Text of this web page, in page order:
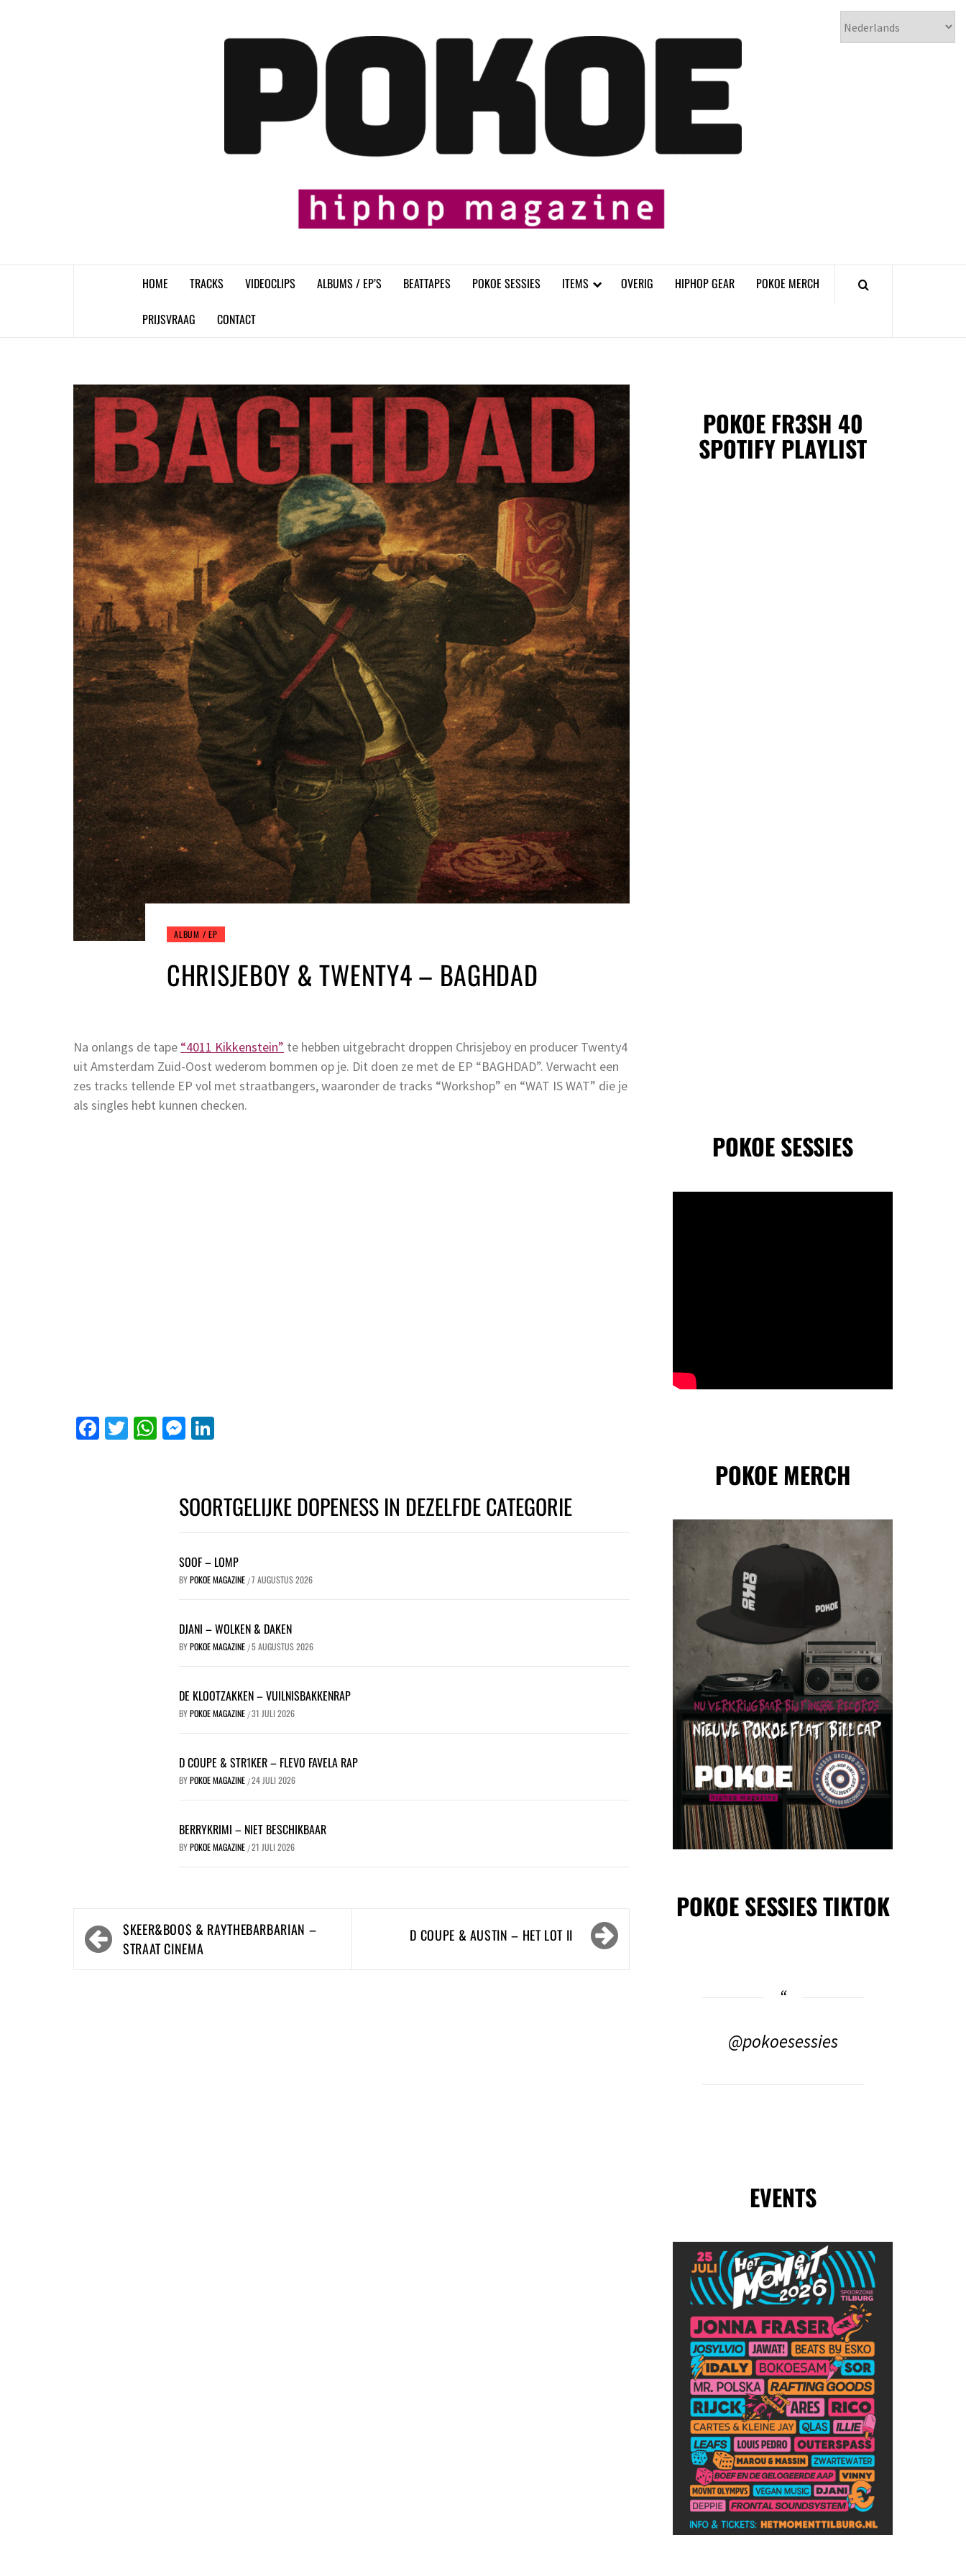
𝗣𝗢𝗞𝗢𝗘
HOME TRACKS VIDEOCLIPS ALBUMS / EP’S BEATTAPES POKOE SESSIES ITEMS OVERIG HIPHOP GEAR POKOE MERCH
PRIJSVRAAG CONTACT
ALBUM / EP
CHRISJEBOY & TWENTY4 – BAGHDAD
Na onlangs de tape “4011 Kikkenstein” te hebben uitgebracht droppen Chrisjeboy en producer Twenty4
uit Amsterdam Zuid-Oost wederom bommen op je. Dit doen ze met de EP “BAGHDAD”. Verwacht een
zes tracks tellende EP vol met straatbangers, waaronder de tracks “Workshop” en “WAT IS WAT” die je
als singles hebt kunnen checken.
Facebook
Twitter
WhatsApp
Messenger
SOORTGELIJKE DOPENESS IN DEZELFDE CATEGORIE
SOOF – LOMP
BYPOKOE MAGAZINE /7 AUGUSTUS 2026
DJANI – WOLKEN & DAKEN
BYPOKOE MAGAZINE /5 AUGUSTUS 2026
DE KLOOTZAKKEN – VUILNISBAKKENRAP
BYPOKOE MAGAZINE /31 JULI 2026
D COUPE & STR1KER – FLEVO FAVELA RAP
BYPOKOE MAGAZINE /24 JULI 2026
BERRYKRIMI – NIET BESCHIKBAAR
BYPOKOE MAGAZINE /21 JULI 2026
Bericht
navigatie
$KEER&BOO$ & RAYTHEBARBARIAN –
STRAAT CINEMA
D COUPE & AUSTIN – HET LOT II
POKOE FR3SH 40
SPOTIFY PLAYLIST
POKOE SESSIES
POKOE MERCH
POKOE SESSIES TIKTOK
@pokoesessies
EVENTS